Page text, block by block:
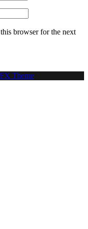
browser for the next
Theme